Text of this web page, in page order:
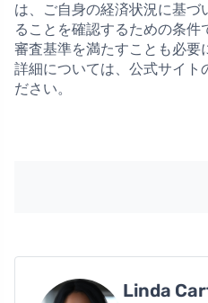
は、ご自身の経済状況に基づ
ることを確認するための条
審査基準を満たすことも必要
詳細については、公式サイト
ださい。
Linda